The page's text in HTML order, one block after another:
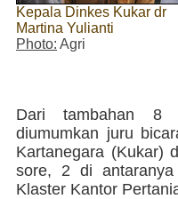
Kepala Dinkes Kukar dr
Martina Yulianti
Photo: Agri
Dari tambahan 8
diumumkan juru
Kartanegara (Kukar)
sore, 2 di
Klaster Kantor